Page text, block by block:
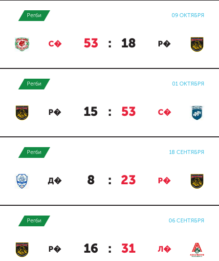
Регби 09 ОКТЯБРЯ
С� 53 : 18 Р�
Регби 01 ОКТЯБРЯ
Р� 15 : 53 С�
Регби 18 СЕНТЯБРЯ
Д� 8 : 23 Р�
Регби 06 СЕНТЯБРЯ
Р� 16 : 31 Л�